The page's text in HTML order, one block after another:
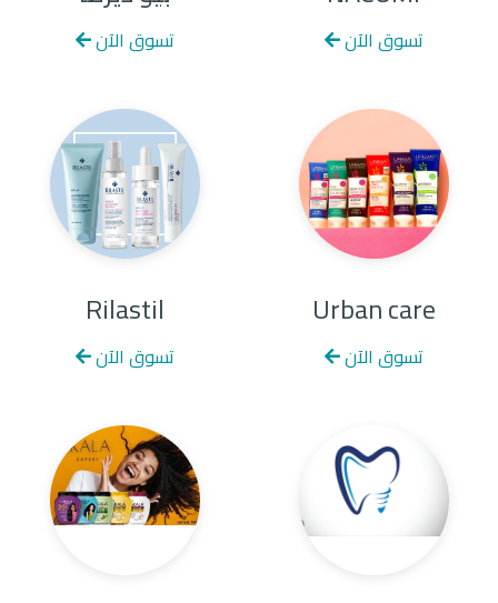
تسوق الآن تسوق الآن
Urban care
تسوق الآن
Rilastil
تسوق الآن